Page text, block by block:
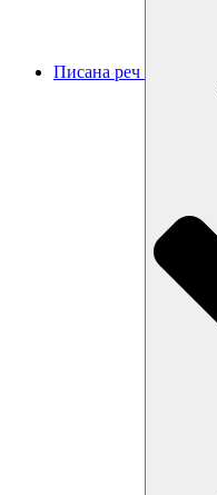
Писана реч